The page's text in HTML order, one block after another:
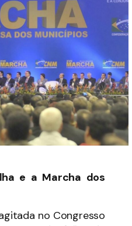
e a Marcha dos
no Congresso